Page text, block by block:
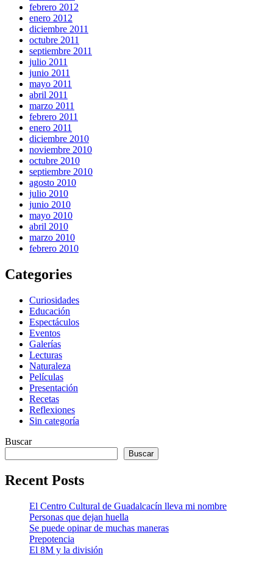
febrero 2012
enero 2012
diciembre 2011
octubre 2011
septiembre 2011
julio 2011
junio 2011
mayo 2011
abril 2011
marzo 2011
febrero 2011
enero 2011
diciembre 2010
noviembre 2010
octubre 2010
septiembre 2010
agosto 2010
julio 2010
junio 2010
mayo 2010
abril 2010
marzo 2010
febrero 2010
Categories
Curiosidades
Educación
Espectáculos
Eventos
Galerías
Lecturas
Naturaleza
Películas
Presentación
Recetas
Reflexiones
Sin categoría
Buscar
Buscar
Recent Posts
El Centro Cultural de Guadalcacín lleva mi nombre
Personas que dejan huella
Se puede opinar de muchas maneras
Prepotencia
El 8M y la división